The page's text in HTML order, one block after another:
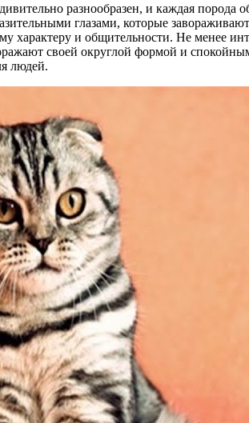
разнообразен, и каждая порода
глазами, которые
характеру и общительности. Не менее
своей округлой формой и
людей.